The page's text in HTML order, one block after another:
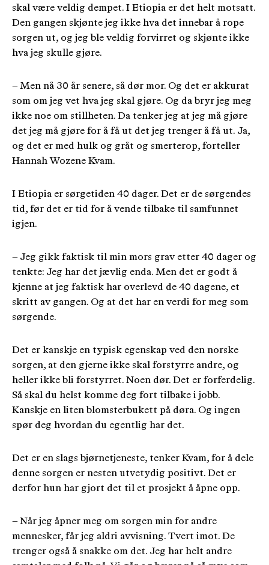
skal være veldig dempet. I Etiopia er det helt motsatt.
Den gangen skjønte jeg ikke hva det innebar å rope
sorgen ut, og jeg ble veldig forvirret og skjønte ikke
hva jeg skulle gjøre.
– Men nå 30 år senere, så dør mor. Og det er akkurat
som om jeg vet hva jeg skal gjøre. Og da bryr jeg meg
ikke noe om stillheten. Da tenker jeg at jeg må gjøre
det jeg må gjøre for å få ut det jeg trenger å få ut. Ja,
og det er med hulk og gråt og smerterop, forteller
Hannah Wozene Kvam.
I Etiopia er sørgetiden 40 dager. Det er de sørgendes
tid, før det er tid for å vende tilbake til samfunnet
igjen.
– Jeg gikk faktisk til min mors grav etter 40 dager og
tenkte: Jeg har det jævlig enda. Men det er godt å
kjenne at jeg faktisk har overlevd de 40 dagene, et
skritt av gangen. Og at det har en verdi for meg som
sørgende.
Det er kanskje en typisk egenskap ved den norske
sorgen, at den gjerne ikke skal forstyrre andre, og
heller ikke bli forstyrret. Noen dør. Det er forferdelig.
Så skal du helst komme deg fort tilbake i jobb.
Kanskje en liten blomsterbukett på døra. Og ingen
spør deg hvordan du egentlig har det.
Det er en slags bjørnetjeneste, tenker Kvam, for å dele
denne sorgen er nesten utvetydig positivt. Det er
derfor hun har gjort det til et prosjekt å åpne opp.
– Når jeg åpner meg om sorgen min for andre
mennesker, får jeg aldri avvisning. Tvert imot. De
trenger også å snakke om det. Jeg har helt andre